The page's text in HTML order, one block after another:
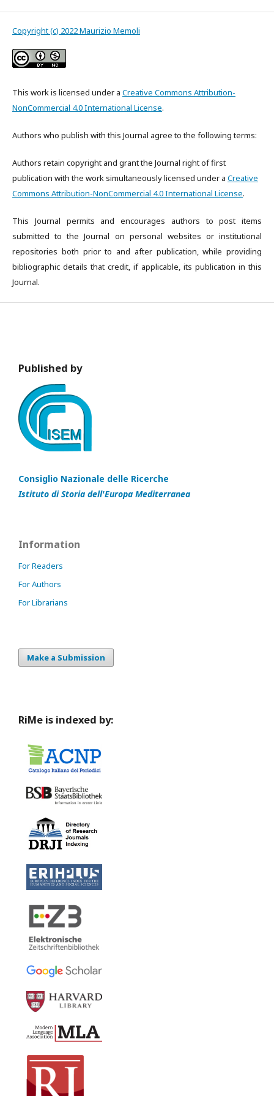
Copyright (c) 2022 Maurizio Memoli
This work is licensed under a Creative Commons Attribution-
NonCommercial 4.0 International License.
Authors who publish with this Journal agree to the following terms:
Authors retain copyright and grant the Journal right of first
publication with the work simultaneously licensed under a Creative
Commons Attribution-NonCommercial 4.0 International License.
This Journal permits and encourages authors to post items
submitted to the Journal on personal websites or institutional
repositories both prior to and after publication, while providing
bibliographic details that credit, if applicable, its publication in this
Journal.
Published by
Consiglio Nazionale delle Ricerche
Istituto di Storia dell'Europa Mediterranea
Information
For Readers
For Authors
For Librarians
Make a Submission
RiMe is indexed by: